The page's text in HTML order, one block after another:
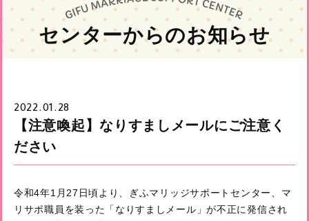
センターからのお知らせ
2022.01.28
【注意喚起】なりすましメールにご注意く
ださい
令和4年1月27日頃より、ぎふマリッジサポートセンター、マ
リサポ職員を装った「なりすましメール」が不正に発信され